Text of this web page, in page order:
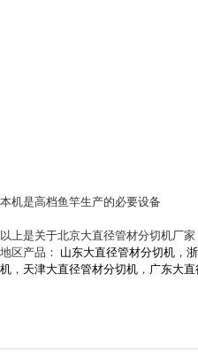
本机是高档鱼竿生产的必要设备
以上是关于北京大直径管材分切机厂
地区产品： 山东大直径管材分切机 ，
机 ， 天津大直径管材分切机 ， 广东大